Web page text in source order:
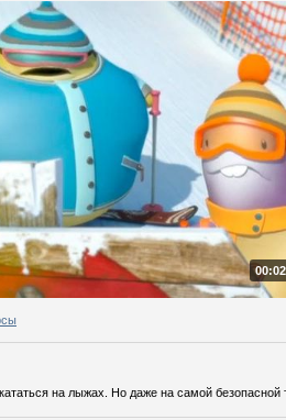
на лыжах. Но даже на самой безопасной